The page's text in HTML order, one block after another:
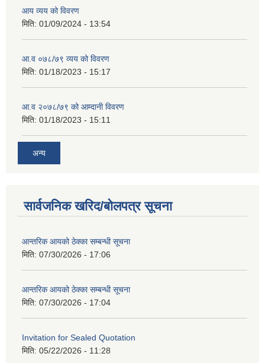
आय व्यय को विवरण
मिति: 01/09/2024 - 13:54
आ.व ०७८/७९ व्यय को विवरण
मिति: 01/18/2023 - 15:17
आ.व २०७८/७९ को आम्दानी विवरण
मिति: 01/18/2023 - 15:11
अन्य
सार्वजनिक खरिद/बोलपत्र सूचना
आन्तरिक आयको ठेक्का सम्बन्धी सूचना
मिति: 07/30/2026 - 17:06
आन्तरिक आयको ठेक्का सम्बन्धी सूचना
मिति: 07/30/2026 - 17:04
Invitation for Sealed Quotation
मिति: 05/22/2026 - 11:28